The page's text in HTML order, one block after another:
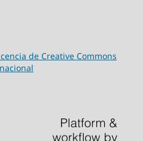
de Creative Commons